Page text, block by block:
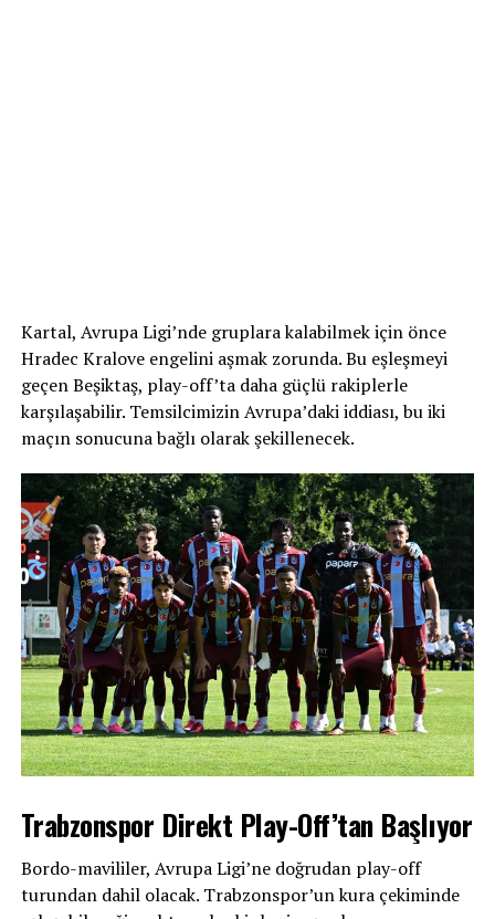
Kartal, Avrupa Ligi’nde gruplara kalabilmek için önce
Hradec Kralove engelini aşmak zorunda. Bu eşleşmeyi
geçen Beşiktaş, play-off’ta daha güçlü rakiplerle
karşılaşabilir. Temsilcimizin Avrupa’daki iddiası, bu iki
maçın sonucuna bağlı olarak şekillenecek.
Trabzonspor Direkt Play-Off’tan Başlıyor
Bordo-mavililer, Avrupa Ligi’ne doğrudan play-off
turundan dahil olacak. Trabzonspor’un kura çekiminde